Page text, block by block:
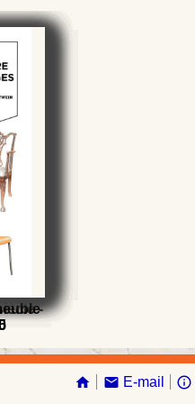
-
home email E-mail info_outline